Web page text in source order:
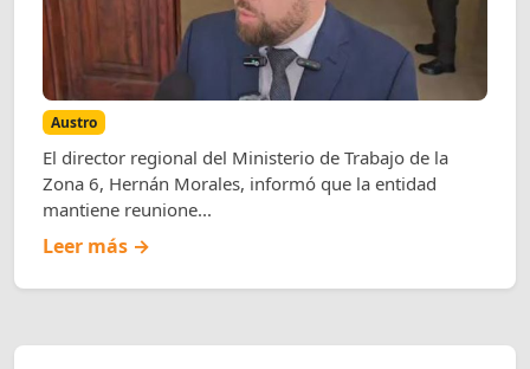
Austro
El director regional del Ministerio de Trabajo de la
Zona 6, Hernán Morales, informó que la entidad
mantiene reunione...
Leer más →